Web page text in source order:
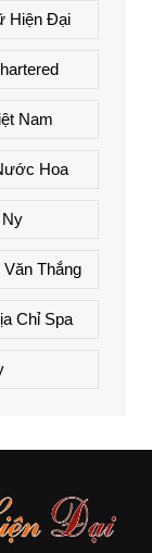
Hiện Đại
Nam
Hoa
Ny
Thắng
Chỉ Spa